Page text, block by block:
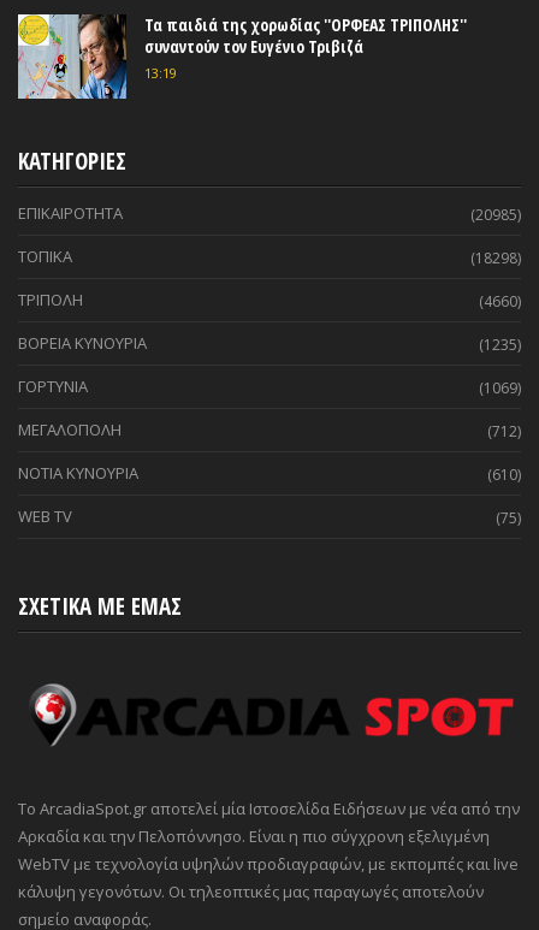
Τα παιδιά της χορωδίας ''ΟΡΦΕΑΣ ΤΡΙΠΟΛΗΣ''
συναντούν τον Ευγένιο Τριβιζά
13:19
ΚΑΤΗΓΟΡΙΕΣ
ΕΠΙΚΑΙΡΟΤΗΤΑ (20985)
ΤΟΠΙΚΑ (18298)
ΤΡΙΠΟΛΗ (4660)
ΒΟΡΕΙΑ ΚΥΝΟΥΡΙΑ (1235)
ΓΟΡΤΥΝΙΑ (1069)
ΜΕΓΑΛΟΠΟΛΗ (712)
ΝΟΤΙΑ ΚΥΝΟΥΡΙΑ (610)
WEB TV (75)
ΣΧΕΤΙΚΑ ΜΕ ΕΜΑΣ
Το ArcadiaSpot.gr αποτελεί μία Ιστοσελίδα Ειδήσεων με νέα από την
Αρκαδία και την Πελοπόννησο. Είναι η πιο σύγχρονη εξελιγμένη
WebTV με τεχνολογία υψηλών προδιαγραφών, με εκπομπές και live
κάλυψη γεγονότων. Οι τηλεοπτικές μας παραγωγές αποτελούν
σημείο αναφοράς.